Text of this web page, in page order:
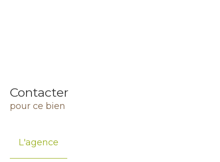
Contacter
pour ce bien
L'agence